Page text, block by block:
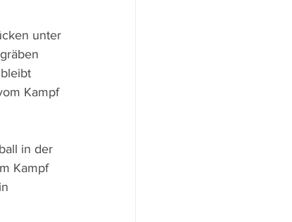
unter
Kampf
in der
Kampf